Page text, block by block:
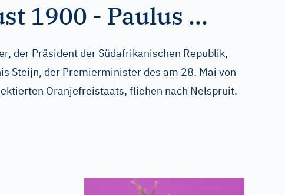
1900 - Paulus ...
der Präsident der Südafrikanischen Republik,
Steijn, der Premierminister des am 28. Mai von
Oranjefreistaats, fliehen nach Nelspruit.